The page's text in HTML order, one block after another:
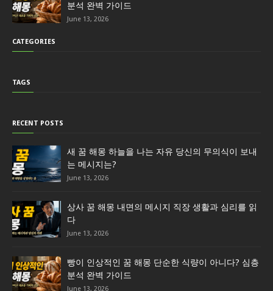
분석 완벽 가이드
June 13, 2026
CATEGORIES
TAGS
RECENT POSTS
새 꿈 해몽 하늘을 나는 자유 당신의 무의식이 보내
는 메시지는?
June 13, 2026
상사 꿈 해몽 내면의 메시지 직장 생활과 심리를 읽
다
June 13, 2026
빵이 인상적인 꿈 해몽 단순한 식량이 아니다? 심층
분석 완벽 가이드
June 13, 2026